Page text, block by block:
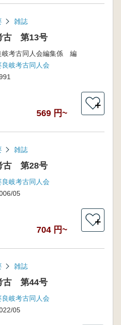
雑誌
古 第13号
岐考古同人会編集係 編
良岐考古同人会
569 円~
＋
雑誌
古 第28号
良岐考古同人会
05
704 円~
＋
雑誌
古 第44号
良岐考古同人会
05